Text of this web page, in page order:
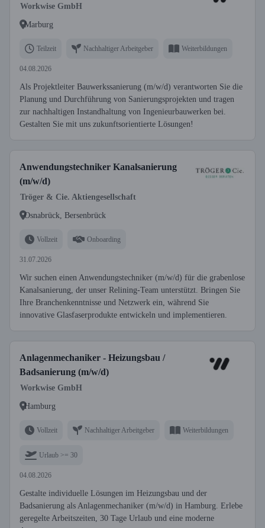
Workwise GmbH
Marburg
Teilzeit Nachhaltiger Arbeitgeber Weiterbildungen
04.08.2026
Als Projektleiter Bauwerkssanierung (m/w/d) verantworten Sie die
Planung und Durchführung von Sanierungsprojekten und tragen
zur nachhaltigen Instandhaltung von Ingenieurbauwerken bei.
Gestalten Sie mit uns zukunftsorientierte Lösungen!
Anwendungstechniker Kanalsanierung
(m/w/d)
Tröger & Cie. Aktiengesellschaft
Osnabrück, Bersenbrück
Vollzeit Onboarding
31.07.2026
Wir suchen einen Anwendungstechniker (m/w/d) für die grabenlose
Kanalsanierung, der unser Relining-Team unterstützt. Bringen Sie
Ihre Branchenkenntnisse und Netzwerk ein, während Sie
innovative Glasfaserprodukte entwickeln und implementieren.
Anlagenmechaniker - Heizungsbau /
Badsanierung (m/w/d)
Workwise GmbH
Hamburg
Vollzeit Nachhaltiger Arbeitgeber Weiterbildungen
Urlaub >= 30
04.08.2026
Gestalte individuelle Lösungen im Heizungsbau und der
Badsanierung als Anlagenmechaniker (m/w/d) in Hamburg. Erlebe
geregelte Arbeitszeiten, 30 Tage Urlaub und eine moderne